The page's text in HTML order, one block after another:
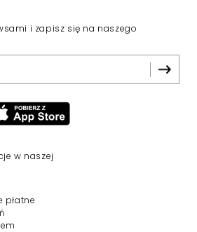
i zapisz się na naszego
w naszej
płatne